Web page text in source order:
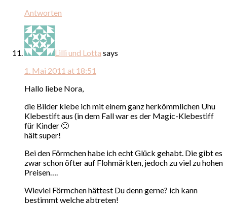
Antworten
Lilli und Lotta says
1. Mai 2011 at 18:51
Hallo liebe Nora,
die Bilder klebe ich mit einem ganz herkömmlichen Uhu
Klebestift aus (in dem Fall war es der Magic-Klebestiff
für Kinder 🙂
hält super!
Bei den Förmchen habe ich echt Glück gehabt. Die gibt es
zwar schon öfter auf Flohmärkten, jedoch zu viel zu hohen
Preisen….
Wieviel Förmchen hättest Du denn gerne? ich kann
bestimmt welche abtreten!